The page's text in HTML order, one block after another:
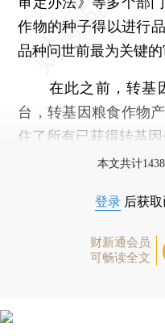
作物的种子得以进行
品种问世前最为关键的
在此之前，转基因
台，转基因粮食作物
住了所有已获得转基因
本文共计
登录 后获
财新通会员
可畅读全文